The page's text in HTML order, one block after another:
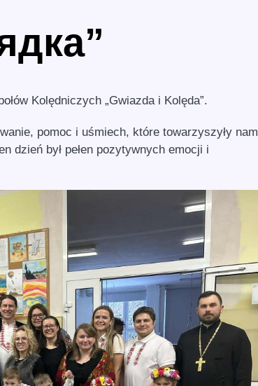
Kolędniczych „Gwiazda i Kolęda”.
pomoc i uśmiech, które towarzyszyły nam
dzień był pełen pozytywnych emocji i